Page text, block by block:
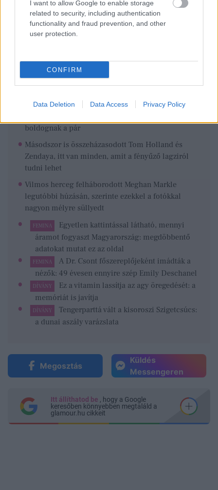
I want to allow Google to enable storage
related to security, including authentication
functionality and fraud prevention, and other
user protection.
CONFIRM
Data Deletion Data Access Privacy Policy
Ezeket olvastad már?
Napi horoszkóp: A Bika átrendezheti otthonát, a
Nyilas szabadságra mehet augusztus 7-én
Szoboszlai Dominik és Buzsik Borka életük
boldognak a pár
Másodszor is összeházasodott Tom Holland és
Zendaya, itt van minden, amit a fényűző lagziról
tudni lehet
Vilmos herceg felháborodott Meghan Markle
legutóbbi húzásán, szerinte ezekkel a fotókkal
nagyon mélyre süllyedt
FEMINA
Egyetlen kattintással látható, mennyi
áramot fogyaszt Magyarország: megdöbbentő
adatokat mutat ez az oldal
FEMINA
A Dr. Csont főszereplőjeként imádták a
nézők: 49 évesen ennyire szép Emily Deschanel
DÍVÁNY
Ez a vitamin lassítja az agy öregedését: a
memóriát is javítja
DÍVÁNY
Tengerparttá vált a kisoroszi Szigetcsúcs:
a dunai aszály varázslata
Megosztás
Küldés
Messengeren
Itt állíthatod be , hogy a Google
keresőben könnyebben megtaláld a
glamour.hu cikkeit